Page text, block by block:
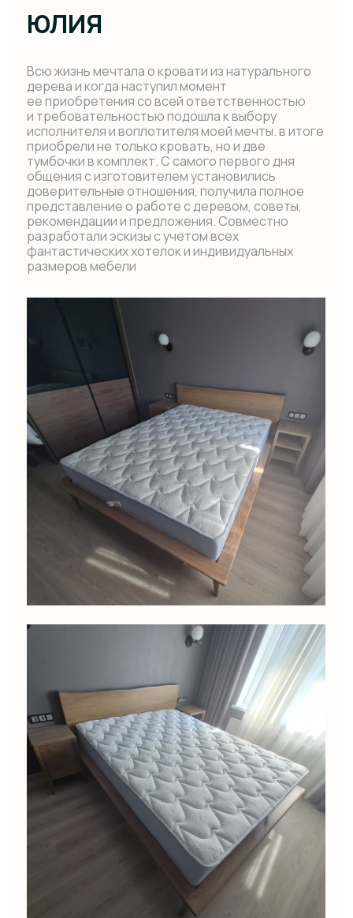
и сама еще не раз буду обращаться для
воплощения идей из натурального дерева.
ВЛАДИМИР П.
Проект выполнен качественно, и в срок. Учтены
все детали и пожелания, замечаний
к исполнению нет.
Особенно радует, что тумба, усиленная под
аквариум весом до 600 кг, выглядит как обычный
предмет гарнитура